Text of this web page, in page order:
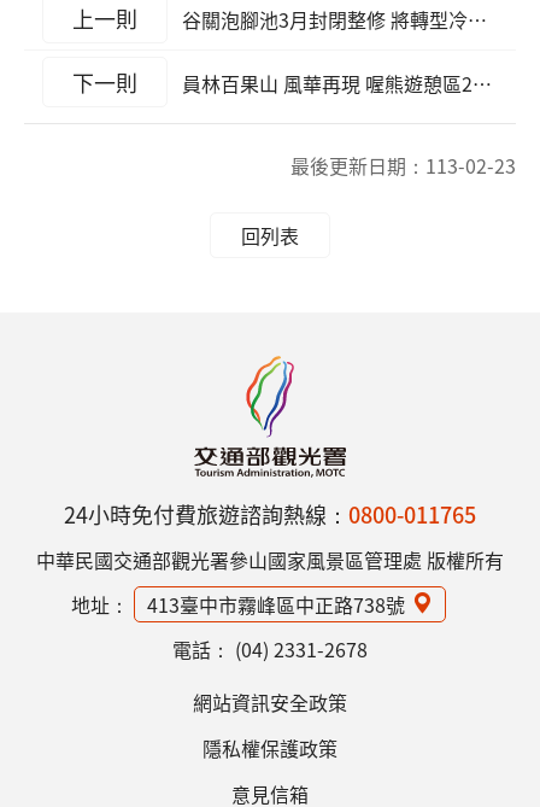
上一則 谷關泡腳池3月封閉整修 將轉型冷泉親親魚泡腳池
下一則 員林百果山 風華再現 喔熊遊憩區27日歡樂啟用
最後更新日期： 113-02-23
回列表
24小時免付費旅遊諮詢熱線： 0800-011765
中華民國交通部觀光署參山國家風景區管理處 版權所有
地址：
413臺中市霧峰區中正路738號
電話： (04) 2331-2678
網站資訊安全政策
隱私權保護政策
意見信箱